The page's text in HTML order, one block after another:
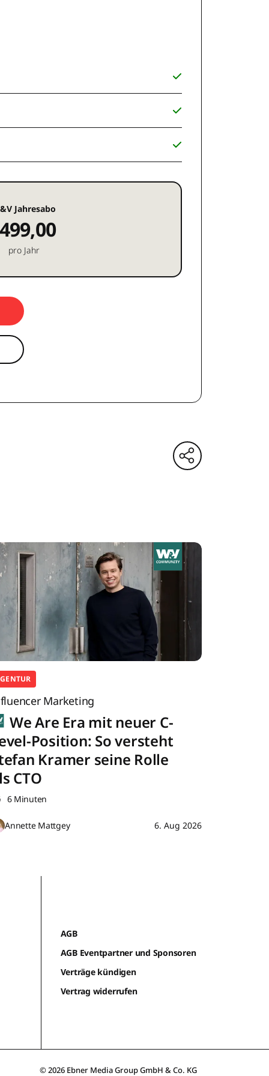
Jahresabo
499,00
pro Jahr
Marketing
We Are Era mit neuer C-
Position: So versteht
Kramer seine Rolle
CTO
6 Minuten
Annette Mattgey 6. Aug 2026
AGB
AGB Eventpartner und Sponsoren
Verträge kündigen
Vertrag widerrufen
© 2026 Ebner Media Group GmbH & Co. KG